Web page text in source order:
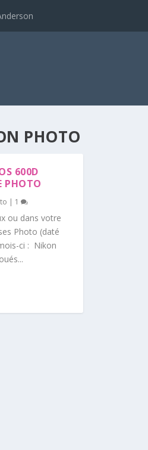
PHOTO
600D
PHOTO
| 1
ou dans votre
Photo (daté
ci : Nikon